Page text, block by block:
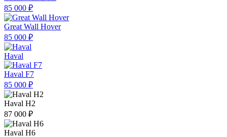
85 000 ₽
Great Wall Hover
85 000 ₽
Haval
Haval F7
85 000 ₽
Haval H2
87 000 ₽
Haval H6